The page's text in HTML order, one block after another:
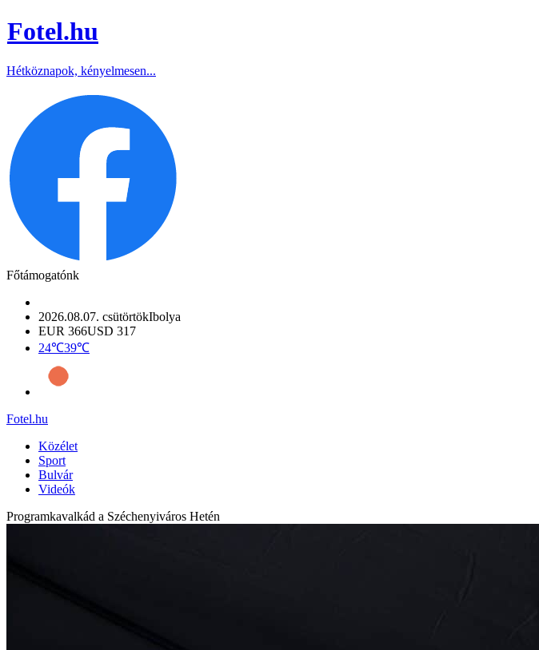
Fotel.hu
Hétköznapok, kényelmesen...
Főtámogatónk
2026.08.07. csütörtökIbolya
EUR 366USD 317
24℃39℃
Fotel.hu
Közélet
Sport
Bulvár
Videók
Programkavalkád a Széchenyiváros Hetén